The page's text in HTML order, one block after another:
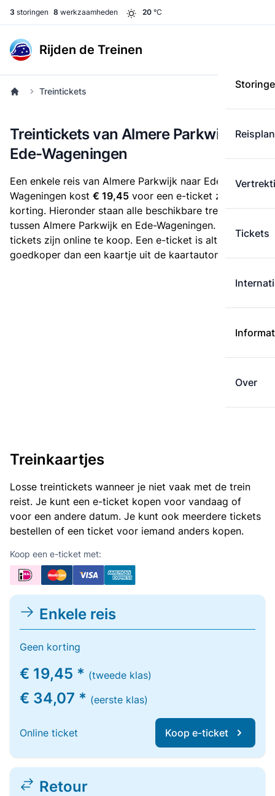
3 storingen 8 werkzaamheden 20 °C
Rijden de Treinen
Tickets
Over
Treintickets
Treintickets van Almere Parkwijk naar
Ede-Wageningen
Een enkele reis van Almere Parkwijk naar Ede-
Wageningen kost € 19,45 voor een e-ticket zonder
korting. Hieronder staan alle beschikbare treintickets
tussen Almere Parkwijk en Ede-Wageningen. Deze
tickets zijn online te koop. Een e-ticket is altijd
goedkoper dan een kaartje uit de kaartautomaat.
Treinkaartjes
Losse treintickets wanneer je niet vaak met de trein
reist. Je kunt een e-ticket kopen voor vandaag of
voor een andere datum. Je kunt ook meerdere tickets
bestellen of een ticket voor iemand anders kopen.
Koop een e-ticket met:
Enkele reis
Geen korting
€ 19,45 * (tweede klas)
€ 34,07 * (eerste klas)
Online ticket Koop e-ticket
Retour